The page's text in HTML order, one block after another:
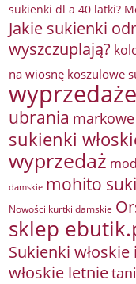
sukienki dl a 40 latki?
Jakie sukienki
wyszczuplają?
na wiosnę koszulowe
wyprzedaże
ubrania
sukienki
wyprzedaż
damskie mohito
Nowości kurtki damskie
sklep
Sukienki
włoskie letnie